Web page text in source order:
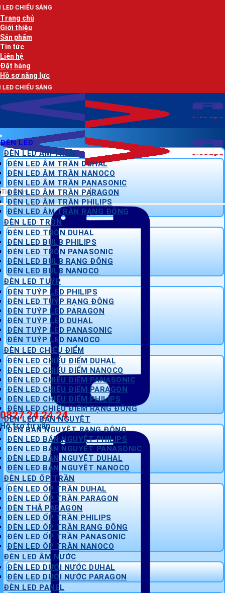
Bỏ
qua
nội
dung
Trang chủ
Giới thiệu
Sản phẩm
Tin tức
Liên hệ
Đặt hàng
Hồ sơ năng lực
Tìm
kiếm:
0827 24 24 24
Hỗ trợ tư vấn
ĐÈN LED
ĐÈN LED ÂM TRẦN
ĐÈN LED ÂM TRẦN DUHAL
ĐÈN LED ÂM TRẦN NANOCO
ĐÈN LED ÂM TRẦN PANASONIC
ĐÈN LED ÂM TRẦN PARAGON
ĐÈN LED ÂM TRẦN PHILIPS
ĐÈN LED ÂM TRẦN RẠNG ĐÔNG
ĐÈN LED TRÒN
ĐÈN LED TRÒN DUHAL
ĐÈN LED BULB PHILIPS
ĐÈN LED TRÒN PANASONIC
ĐÈN LED BULB RẠNG ĐÔNG
ĐÈN LED BULB NANOCO
ĐÈN LED TUÝP
ĐÈN TUÝP LED PHILIPS
ĐÈN LED TUÝP RẠNG ĐÔNG
ĐÈN TUÝP LED PARAGON
ĐÈN TUÝP LED DUHAL
ĐÈN TUÝP LED PANASONIC
ĐÈN TUÝP LED NANOCO
ĐÈN LED CHIẾU ĐIỂM
ĐÈN LED CHIẾU ĐIỂM DUHAL
ĐÈN LED CHIẾU ĐIỂM NANOCO
ĐÈN LED CHIẾU ĐIỂM PANASONIC
ĐÈN LED CHIẾU ĐIỂM PARAGON
ĐÈN LED CHIẾU ĐIỂM PHILIPS
ĐÈN LED CHIẾU ĐIỂM RẠNG ĐÔNG
ĐÈN LED BÁN NGUYỆT
ĐÈN BÁN NGUYỆT RẠNG ĐÔNG
ĐÈN LED BÁN NGUYỆT PHILIPS
ĐÈN LED BÁN NGUYỆT PANASONIC
ĐÈN LED BÁN NGUYỆT DUHAL
ĐÈN LED BÁN NGUYỆT NANOCO
ĐÈN LED ỐP TRẦN
ĐÈN LED ỐP TRẦN DUHAL
ĐÈN LED ỐP TRẦN PARAGON
ĐÈN THẢ PARAGON
ĐÈN LED ỐP TRẦN PHILIPS
ĐÈN LED ỐP TRẦN RẠNG ĐÔNG
ĐÈN LED ỐP TRẦN PANASONIC
ĐÈN LED ỐP TRẦN NANOCO
ĐÈN LED ÂM NƯỚC
ĐÈN LED DƯỚI NƯỚC DUHAL
ĐÈN LED DƯỚI NƯỚC PARAGON
ĐÈN LED PANEL